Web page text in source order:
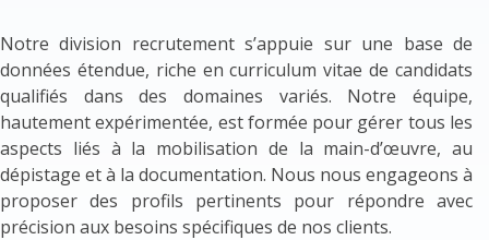
Notre division recrutement s’appuie sur une base de
données étendue, riche en curriculum vitae de candidats
qualifiés dans des domaines variés. Notre équipe,
hautement expérimentée, est formée pour gérer tous les
aspects liés à la mobilisation de la main-d’œuvre, au
dépistage et à la documentation. Nous nous engageons à
proposer des profils pertinents pour répondre avec
précision aux besoins spécifiques de nos clients.